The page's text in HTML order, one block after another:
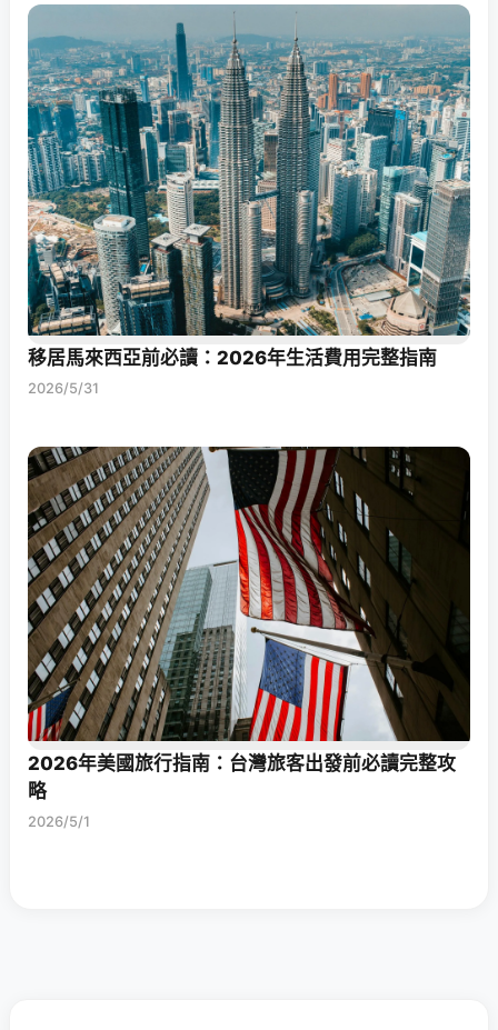
移居馬來西亞前必讀：2026年生活費用完整指南
2026/5/31
2026年美國旅行指南：台灣旅客出發前必讀完整攻
略
2026/5/1